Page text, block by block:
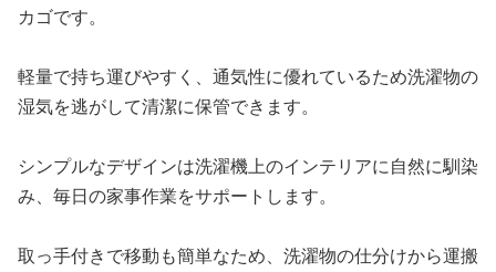
カゴです。
軽量で持ち運びやすく、通気性に優れているため洗濯物の
湿気を逃がして清潔に保管できます。
シンプルなデザインは洗濯機上のインテリアに自然に馴染
み、毎日の家事作業をサポートします。
取っ手付きで移動も簡単なため、洗濯物の仕分けから運搬